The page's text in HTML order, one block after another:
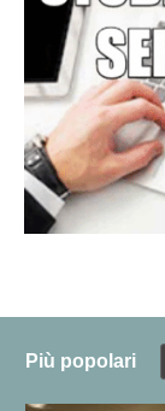
Più popolari